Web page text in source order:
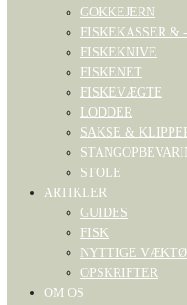
GOKKEJERN
FISKEKASSER &
FISKEKNIVE
FISKENET
FISKEVÆGTE
LODDER
SAKSE &
STOLE
ARTIKLER
GUIDES
FISK
NYTTIGE
OPSKRIFTER
OM OS